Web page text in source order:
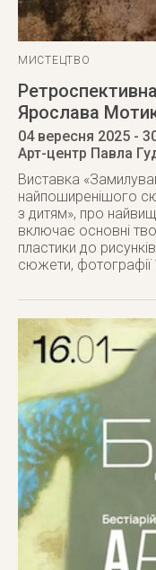
МИСТЕЦТВО
Ярослава
04 вересня 2025 -
Арт-центр Павла
Виставка
найпоширенішого
з дитям», про
включає основні
пластики до
сюжети, фотографії